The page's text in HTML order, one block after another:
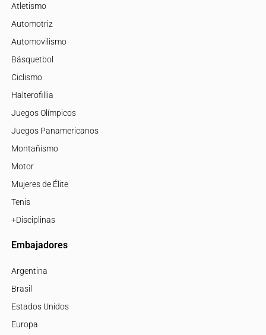
Atletismo
Automotriz
Automovilismo
Básquetbol
Ciclismo
Halterofillia
Juegos Olímpicos
Juegos Panamericanos
Montañismo
Motor
Mujeres de Élite
Tenis
+Disciplinas
Embajadores
Argentina
Brasil
Estados Unidos
Europa